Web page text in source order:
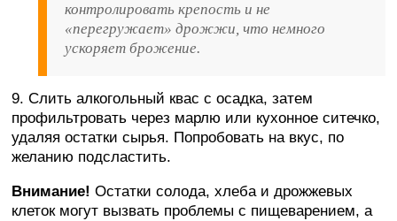
контролировать крепость и не
«перегружает» дрожжи, что немного
ускоряет брожение.
9. Слить алкогольный квас с осадка, затем
профильтровать через марлю или кухонное ситечко,
удаляя остатки сырья. Попробовать на вкус, по
желанию подсластить.
Внимание! Остатки солода, хлеба и дрожжевых
клеток могут вызвать проблемы с пищеварением, а